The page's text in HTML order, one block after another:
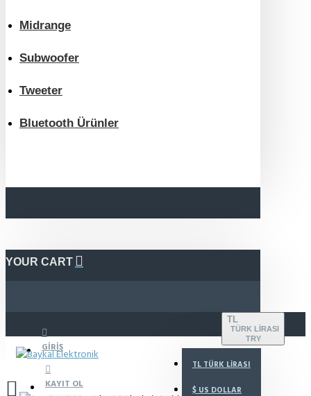
Midrange
Subwoofer
Tweeter
Bluetooth Ürünler
YOUR CART
GIRIŞ
KAYIT OL
TL
TÜRK LIRASI
TRY
TL TÜRK LIRASI
$ US DOLLAR